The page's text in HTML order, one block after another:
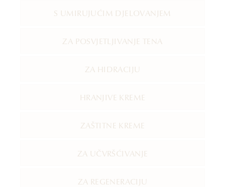
S UMIRUJUĆIM DJELOVANJEM
ZA POSVJETLJIVANJE TENA
ZA HIDRACIJU
HRANJIVE KREME
ZAŠTITNE KREME
ZA UČVRŠĆIVANJE
ZA REGENERACIJU